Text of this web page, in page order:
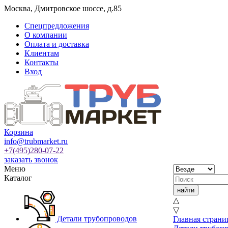
Москва, Дмитровское шоссе, д.85
Спецпредложения
О компании
Оплата и доставка
Клиентам
Контакты
Вход
Корзина
info@trubmarket.ru
+7(495)280-07-22
заказать звонок
Меню
Каталог
Детали трубопроводов
△
▽
Главная